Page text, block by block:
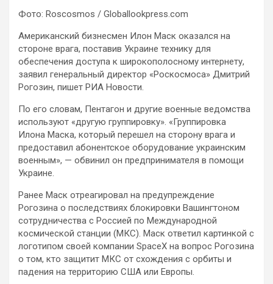
Фото: Roscosmos / Globallookpress.com
Американский бизнесмен Илон Маск оказался на
стороне врага, поставив Украине технику для
обеспечения доступа к широкополосному интернету,
заявил генеральный директор «Роскосмоса» Дмитрий
Рогозин, пишет РИА Новости.
По его словам, Пентагон и другие военные ведомства
используют «другую группировку». «Группировка
Илона Маска, который перешел на сторону врага и
предоставил абонентское оборудование украинским
военным», — обвинил он предпринимателя в помощи
Украине.
Ранее Маск отреагировал на предупреждение
Рогозина о последствиях блокировки Вашингтоном
сотрудничества с Россией по Международной
космической станции (МКС). Маск ответил картинкой с
логотипом своей компании SpaceX на вопрос Рогозина
о том, кто защитит МКС от схождения с орбиты и
падения на территорию США или Европы.